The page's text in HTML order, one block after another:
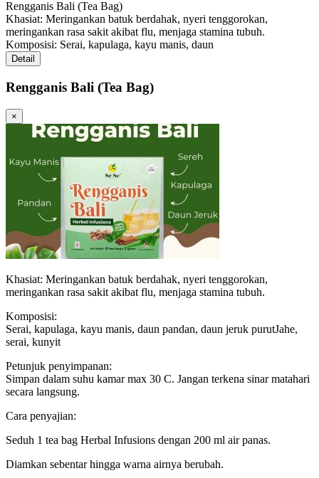
Rengganis Bali (Tea Bag)
Khasiat: Meringankan batuk berdahak, nyeri tenggorokan,
meringankan rasa sakit akibat flu, menjaga stamina tubuh.
Komposisi: Serai, kapulaga, kayu manis, daun
Detail
Rengganis Bali (Tea Bag)
×
Khasiat: Meringankan batuk berdahak, nyeri tenggorokan,
meringankan rasa sakit akibat flu, menjaga stamina tubuh.
Komposisi:
Serai, kapulaga, kayu manis, daun pandan, daun jeruk purutJahe,
serai, kunyit
Petunjuk penyimpanan:
Simpan dalam suhu kamar max 30 C. Jangan terkena sinar matahari
secara langsung.
Cara penyajian:
Seduh 1 tea bag Herbal Infusions dengan 200 ml air panas.
Diamkan sebentar hingga warna airnya berubah.